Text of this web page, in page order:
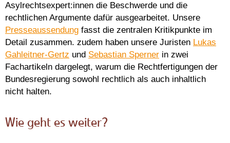
Asylrechtsexpert:innen die Beschwerde und die
rechtlichen Argumente dafür ausgearbeitet. Unsere
Presseaussendung fasst die zentralen Kritikpunkte im
Detail zusammen. zudem haben unsere Juristen Lukas
Gahleitner‑Gertz und Sebastian Sperner in zwei
Fachartikeln dargelegt, warum die Rechtfertigungen der
Bundesregierung sowohl rechtlich als auch inhaltlich
nicht halten.
Wie geht es weiter?